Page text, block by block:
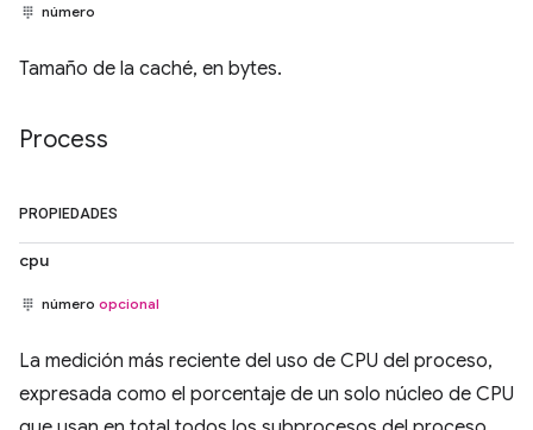
número
Tamaño de la caché, en bytes.
Process
PROPIEDADES
cpu
número opcional
La medición más reciente del uso de CPU del proceso,
expresada como el porcentaje de un solo núcleo de CPU